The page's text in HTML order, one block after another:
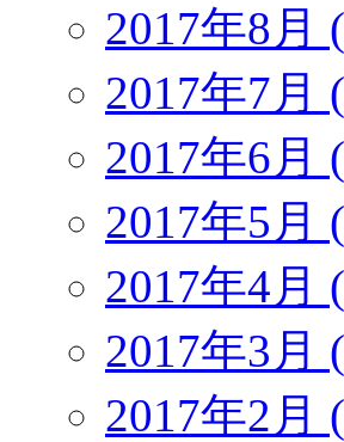
2017年8月
2017年7月
2017年6月
2017年5月
2017年4月
2017年3月
2017年2月